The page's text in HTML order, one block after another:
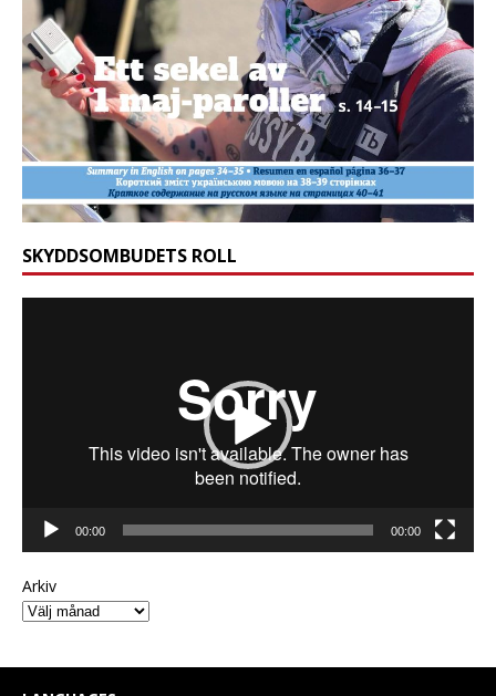
SKYDDSOMBUDETS ROLL
00:00 00:00
Arkiv